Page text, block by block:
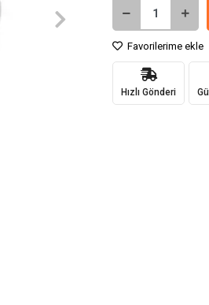
Favorilerime ekle
Hızlı Gönderi